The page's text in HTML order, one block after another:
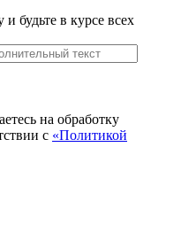
будьте в курсе всех
на обработку
с «Политикой